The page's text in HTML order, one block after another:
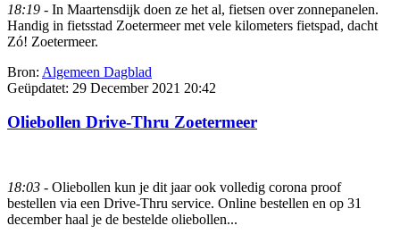
18:19 - In Maartensdijk doen ze het al, fietsen over zonnepanelen.
Handig in fietsstad Zoetermeer met vele kilometers fietspad, dacht
Zó! Zoetermeer.
Bron: Algemeen Dagblad
Geüpdatet: 29 December 2021 20:42
Oliebollen Drive-Thru Zoetermeer
18:03 - Oliebollen kun je dit jaar ook volledig corona proof
bestellen via een Drive-Thru service. Online bestellen en op 31
december haal je de bestelde oliebollen...